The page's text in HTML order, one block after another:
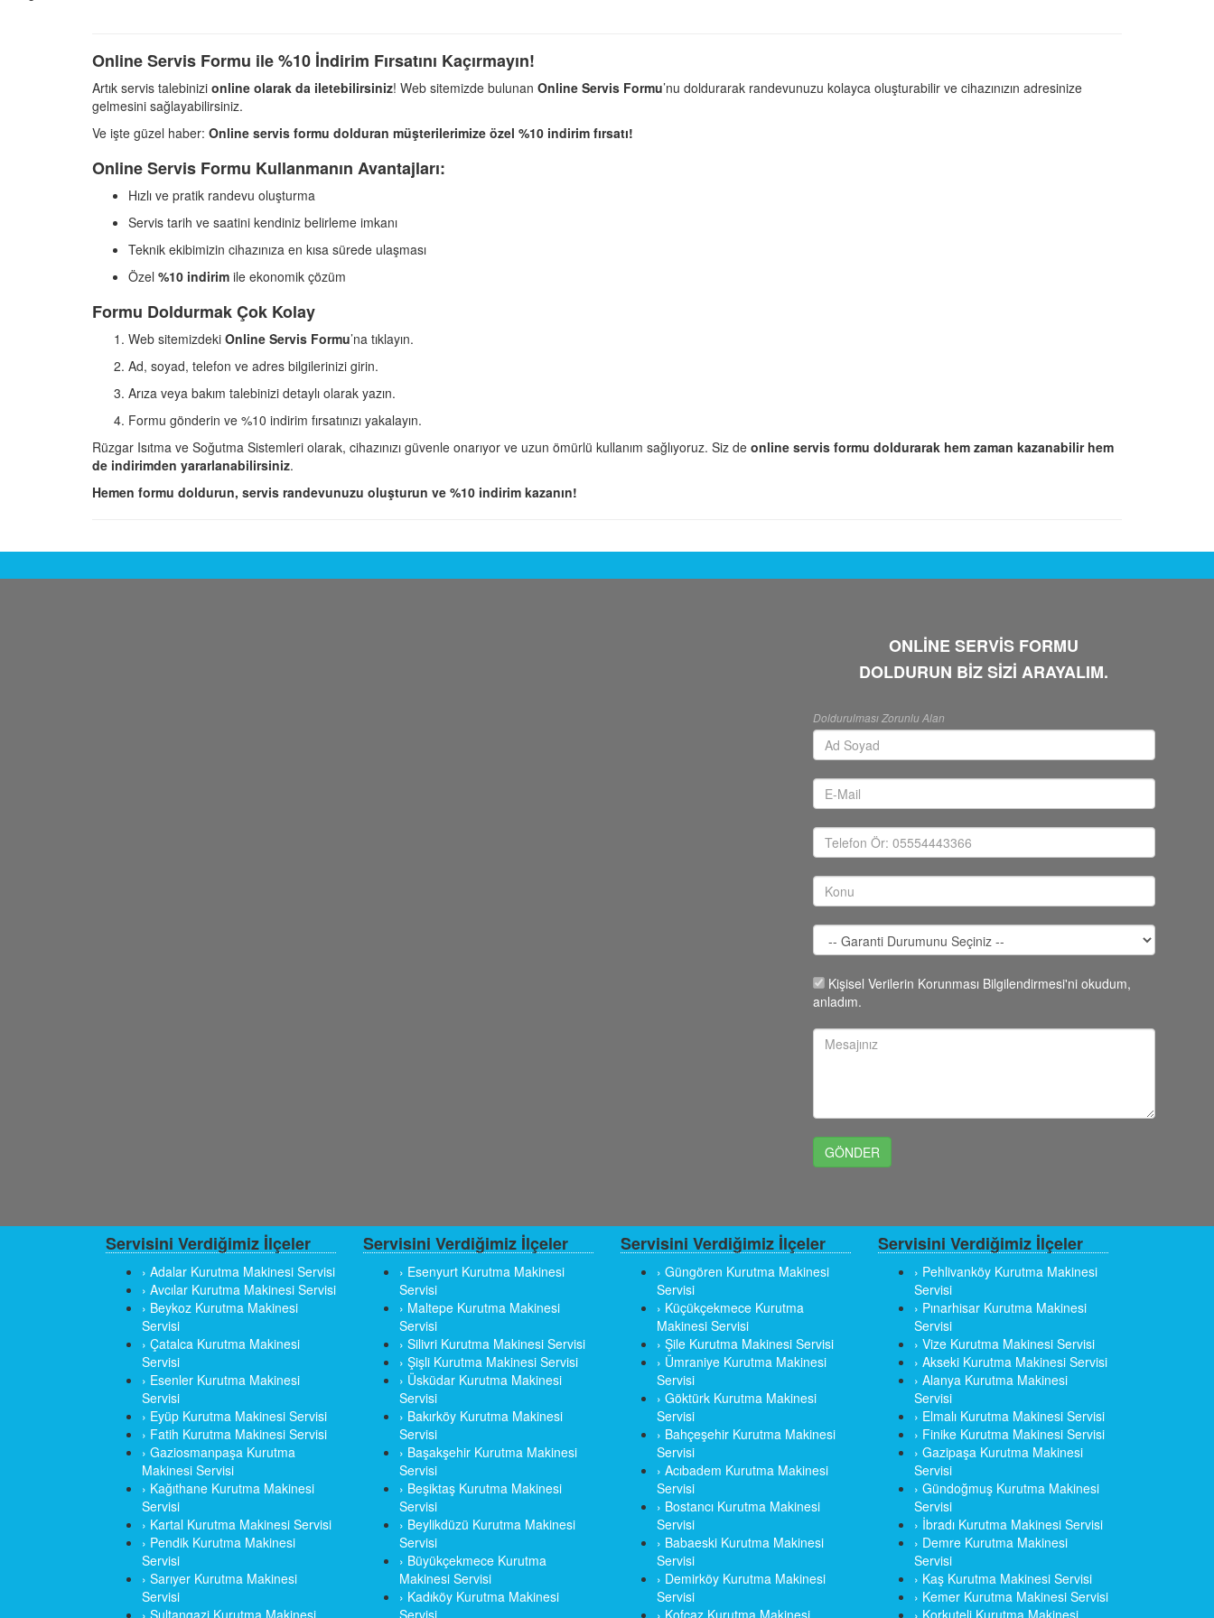
Online Servis Formu ile %10 İndirim Fırsatını Kaçırmayın!
Artık servis talebinizi online olarak da iletebilirsiniz! Web sitemizde bulunan Online Servis Formu’nu doldurarak randevunuzu kolayca oluşturabilir ve cihazınızın adresinize
gelmesini sağlayabilirsiniz.
Ve işte güzel haber: Online servis formu dolduran müşterilerimize özel %10 indirim fırsatı!
Online Servis Formu Kullanmanın Avantajları:
Hızlı ve pratik randevu oluşturma
Servis tarih ve saatini kendiniz belirleme imkanı
Teknik ekibimizin cihazınıza en kısa sürede ulaşması
Özel %10 indirim ile ekonomik çözüm
Formu Doldurmak Çok Kolay
Web sitemizdeki Online Servis Formu’na tıklayın.
Ad, soyad, telefon ve adres bilgilerinizi girin.
Arıza veya bakım talebinizi detaylı olarak yazın.
Formu gönderin ve %10 indirim fırsatınızı yakalayın.
Rüzgar Isıtma ve Soğutma Sistemleri olarak, cihazınızı güvenle onarıyor ve uzun ömürlü kullanım sağlıyoruz. Siz de online servis formu doldurarak hem zaman kazanabilir hem
de indirimden yararlanabilirsiniz.
Hemen formu doldurun, servis randevunuzu oluşturun ve %10 indirim kazanın!
ONLİNE SERVİS FORMU
DOLDURUN BİZ SİZİ ARAYALIM.
Doldurulması Zorunlu Alan
Kişisel Verilerin Korunması Bilgilendirmesi'ni okudum,
anladım.
Servisini Verdiğimiz İlçeler
› Adalar Kurutma Makinesi Servisi
› Avcılar Kurutma Makinesi Servisi
› Beykoz Kurutma Makinesi
Servisi
› Çatalca Kurutma Makinesi
Servisi
› Esenler Kurutma Makinesi
Servisi
› Eyüp Kurutma Makinesi Servisi
› Fatih Kurutma Makinesi Servisi
› Gaziosmanpaşa Kurutma
Makinesi Servisi
› Kağıthane Kurutma Makinesi
Servisi
› Kartal Kurutma Makinesi Servisi
› Pendik Kurutma Makinesi
Servisi
› Sarıyer Kurutma Makinesi
Servisi
Servisini Verdiğimiz İlçeler
› Esenyurt Kurutma Makinesi
Servisi
› Maltepe Kurutma Makinesi
Servisi
› Silivri Kurutma Makinesi Servisi
› Şişli Kurutma Makinesi Servisi
› Üsküdar Kurutma Makinesi
Servisi
› Bakırköy Kurutma Makinesi
Servisi
› Başakşehir Kurutma Makinesi
Servisi
› Beşiktaş Kurutma Makinesi
Servisi
› Beylikdüzü Kurutma Makinesi
Servisi
› Büyükçekmece Kurutma
Makinesi Servisi
› Kadıköy Kurutma Makinesi
Servisini Verdiğimiz İlçeler
› Güngören Kurutma Makinesi
Servisi
› Küçükçekmece Kurutma
Makinesi Servisi
› Şile Kurutma Makinesi Servisi
› Ümraniye Kurutma Makinesi
Servisi
› Göktürk Kurutma Makinesi
Servisi
› Bahçeşehir Kurutma Makinesi
Servisi
› Acıbadem Kurutma Makinesi
Servisi
› Bostancı Kurutma Makinesi
Servisi
› Babaeski Kurutma Makinesi
Servisi
› Demirköy Kurutma Makinesi
Servisi
Servisini Verdiğimiz İlçeler
› Pehlivanköy Kurutma Makinesi
Servisi
› Pınarhisar Kurutma Makinesi
Servisi
› Vize Kurutma Makinesi Servisi
› Akseki Kurutma Makinesi Servisi
› Alanya Kurutma Makinesi
Servisi
› Elmalı Kurutma Makinesi Servisi
› Finike Kurutma Makinesi Servisi
› Gazipaşa Kurutma Makinesi
Servisi
› Gündoğmuş Kurutma Makinesi
Servisi
› İbradı Kurutma Makinesi Servisi
› Demre Kurutma Makinesi
Servisi
› Kaş Kurutma Makinesi Servisi
› Kemer Kurutma Makinesi Servisi